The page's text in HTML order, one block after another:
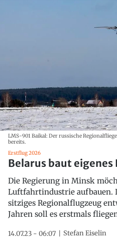
LMS-901 Baikal: Der russische
bereits.
Erstflug 2026
Belarus baut
Die Regierung in Minsk
Luftfahrtindustrie aufbauen.
sitziges Regionalflugzeug
Jahren soll es erstmals
14.07.23 - 06:07 Stefan Eiselin